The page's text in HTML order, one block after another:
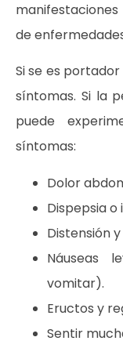
de
Si se es
síntomas. Si la
puede
síntomas:
Dolor
Dispepsia o
Distensión
Náuseas
vomitar).
Eructos y
Sentir